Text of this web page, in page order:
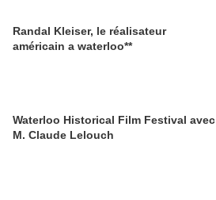
Randal Kleiser, le réalisateur
américain a waterloo**
Waterloo Historical Film Festival avec
M. Claude Lelouch